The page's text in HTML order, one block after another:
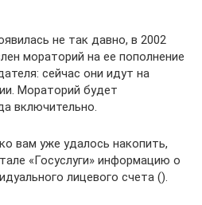
не так давно, в 2002
мораторий на ее пополнение
сейчас они идут на
Мораторий будет
включительно.
вам уже удалось накопить,
«Госуслуги» информацию о
лицевого счета ().